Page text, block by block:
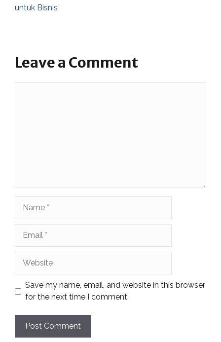
untuk Bisnis
Leave a Comment
Save my name, email, and website in this browser
for the next time I comment.